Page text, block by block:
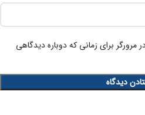
برای زمانی که دوباره دیدگاهی